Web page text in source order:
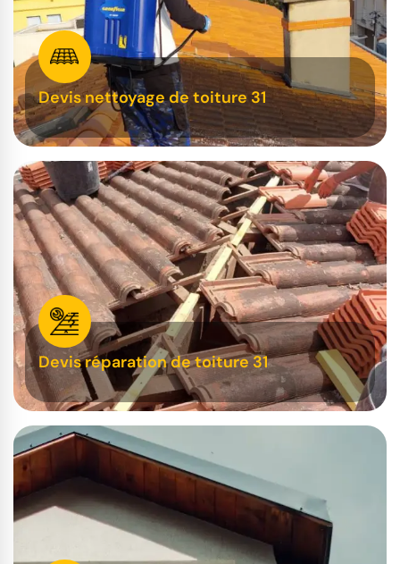
Devis nettoyage de toiture 31
Devis réparation de toiture 31